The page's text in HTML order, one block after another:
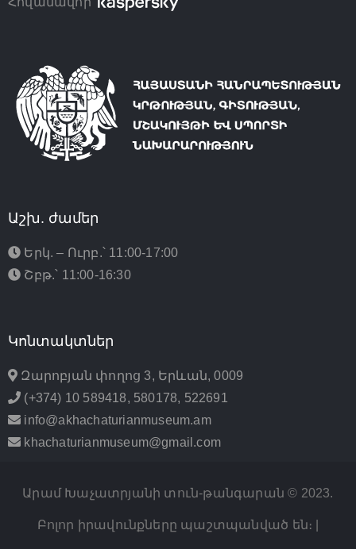
Աշխ. ժամեր
Երկ. – Ուրբ.՝ 11:00-17:00
Շբթ.՝ 11:00-16:30
Կոնտակտներ
Զարոբյան փողոց 3, Երևան, 0009
(+374) 10 589418, 580178, 522691
info@akhachaturianmuseum.am
khachaturianmuseum@gmail.com
Արամ Խաչատրյանի տուն-թանգարան © 2023.
Բոլոր իրավունքները պաշտպանված են։ |